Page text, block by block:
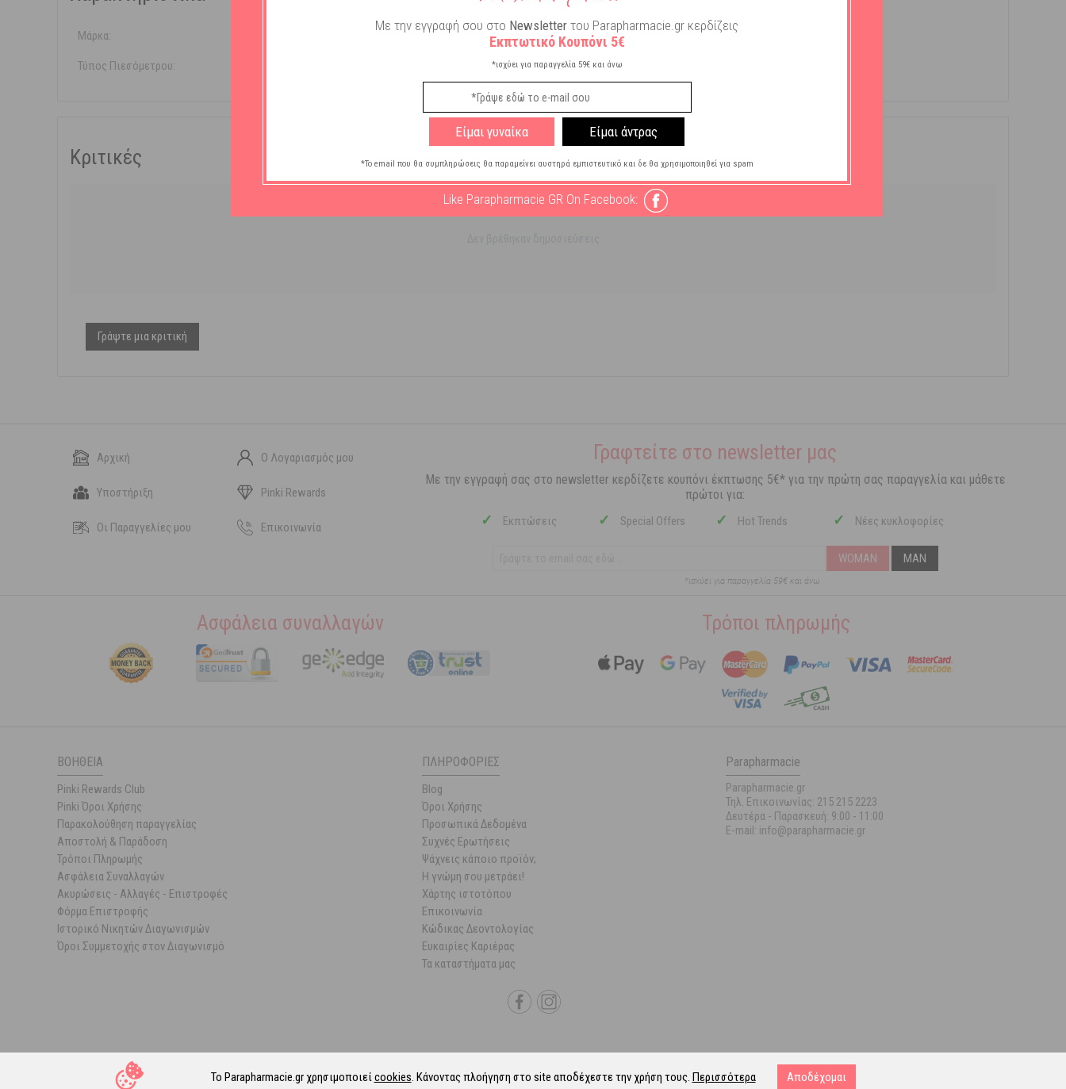
Το Parapharmacie.gr χρησιμοποιείcookies. Κάνοντας πλοήγηση στο site αποδέχεστε την χρήση τους. Περισσότερα Αποδέχομαι
Μάρκα:
Τύπος Πιεσόμετρου:
Κριτικές
Γράψτε μια κριτική
Αρχική Ο Λογαριασμός μου
Υποστήριξη Pinki Rewards
Οι Παραγγελίες μου Επικοινωνία
Γραφτείτε στο newsletter μας
Με την εγγραφή σας στο newsletter κερδίζετε κουπόνι έκπτωσης 5€* για την πρώτη σας παραγγελία και μάθετε
πρώτοι για:
✓ Εκπτώσεις ✓ Special Offers ✓ Hot Trends ✓ Νέες κυκλοφορίες
WOMAN MAN
*ισχύει για παραγγελία 59€ και άνω
Ασφάλεια συναλλαγών Τρόποι πληρωμής
ΒΟΉΘΕΙΑ
Pinki Rewards Club
Pinki Όροι Χρήσης
Παρακολούθηση παραγγελίας
Αποστολή & Παράδοση
Τρόποι Πληρωμής
Ασφάλεια Συναλλαγών
Ακυρώσεις - Αλλαγές - Επιστροφές
Φόρμα Επιστροφής
Ιστορικό Νικητών Διαγωνισμών
Όροι Συμμετοχής στον Διαγωνισμό
ΠΛΗΡΟΦΟΡΊΕΣ
Blog
Όροι Χρήσης
Προσωπικά Δεδομένα
Συχνές Ερωτήσεις
Ψάχνεις κάποιο προϊόν;
Η γνώμη σου μετράει!
Χάρτης ιστοτόπου
Επικοινωνία
Κώδικας Δεοντολογίας
Ευκαιρίες Καριέρας
Τα καταστήματα μας
Parapharmacie
Parapharmacie.gr
Τηλ. Επικοινωνίας: 215 215 2223
Δευτέρα - Παρασκευή: 9:00 - 11:00
E-mail: info@parapharmacie.gr
© 2026 Parapharmacie.gr.ALL-IN-ONE eCommerce Business Development by Plushost.gr
Με την εγγραφή σου στο Newsletter του Parapharmacie.gr κερδίζεις
Εκπτωτικό Κουπόνι 5€
*ισχύει για παραγγελία 59€ και άνω
Είμαι γυναίκα Είμαι άντρας
*Το email που θα συμπληρώσεις θα παραμείνει αυστηρά εμπιστευτικό και δε θα χρησιμοποιηθεί για spam
Like Parapharmacie GR On Facebook: